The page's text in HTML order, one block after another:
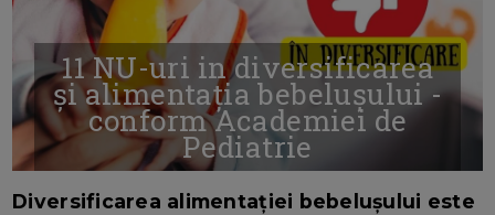
11 NU-uri in diversificarea
și alimentația bebelușului -
conform Academiei de
Pediatrie
Diversificarea alimentației bebelușului este